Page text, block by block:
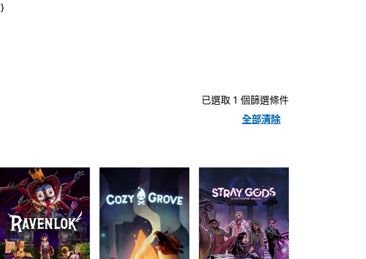
已選取 1 個篩選條件
全部清除